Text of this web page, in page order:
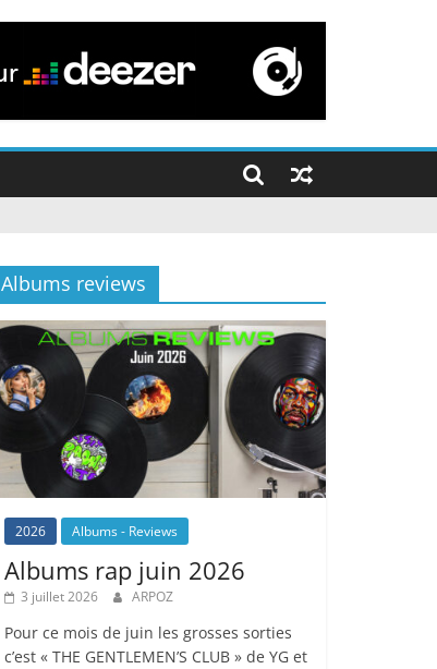
Albums reviews
2026 Albums - Reviews
Albums rap juin 2026
3 juillet 2026 ARPOZ
Pour ce mois de juin les grosses sorties
c’est « THE GENTLEMEN’S CLUB » de YG et